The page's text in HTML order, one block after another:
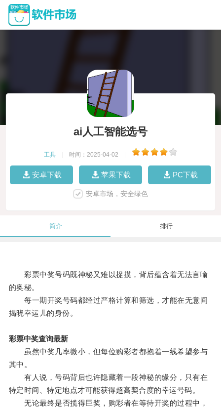
ai人工智能选号
工具 时间：2025-04-02
安卓下载 苹果下载 PC下载
安卓市场，安全绿色
简介 排行
彩票中奖号码既神秘又难以捉摸，背后蕴含着无法言喻
的奥秘。
每一期开奖号码都经过严格计算和筛选，才能在无意间
揭晓幸运儿的身份。
彩票中奖查询最新
虽然中奖几率微小，但每位购彩者都抱着一线希望参与
其中。
有人说，号码背后也许隐藏着一段神秘的缘分，只有在
特定时间、特定地点才可能获得超高契合度的幸运号码。
无论最终是否揽得巨奖，购彩者在等待开奖的过程中，